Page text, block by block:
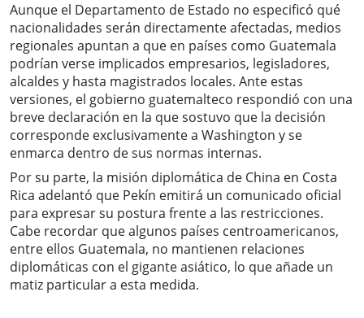
Aunque el Departamento de Estado no especificó qué
nacionalidades serán directamente afectadas, medios
regionales apuntan a que en países como Guatemala
podrían verse implicados empresarios, legisladores,
alcaldes y hasta magistrados locales. Ante estas
versiones, el gobierno guatemalteco respondió con una
breve declaración en la que sostuvo que la decisión
corresponde exclusivamente a Washington y se
enmarca dentro de sus normas internas.
Por su parte, la misión diplomática de China en Costa
Rica adelantó que Pekín emitirá un comunicado oficial
para expresar su postura frente a las restricciones.
Cabe recordar que algunos países centroamericanos,
entre ellos Guatemala, no mantienen relaciones
diplomáticas con el gigante asiático, lo que añade un
matiz particular a esta medida.